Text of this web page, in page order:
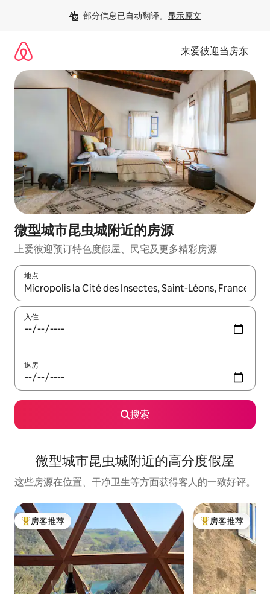
部分信息已自动翻译。 显示原文
来爱彼迎当房东
微型城市昆虫城附近的房源
上爱彼迎预订特色度假屋、民宅及更多精彩房源
地点
如有搜索结果，请使用上下方向键查看，或通过点击或滑动手势
入住
退房
搜索
微型城市昆虫城附近的高分度假屋
这些房源在位置、干净卫生等方面获得客人的一致好评。
热门「房客推荐」
房客推荐 热门「房客推荐」
房客推荐